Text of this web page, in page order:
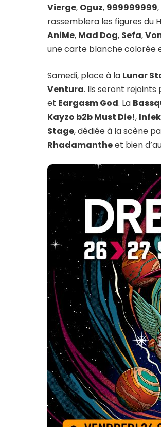
Vierge, Oguz, 999999999,
rassemblera les figures du
AniMe, Mad Dog, Sefa,
une carte blanche colorée
Samedi, place à la Lunar
Ventura. Ils seront rejoints
et Eargasm God. La
Kayzo b2b Must Die!,
Stage, dédiée à la scène
Rhadamantheet bien